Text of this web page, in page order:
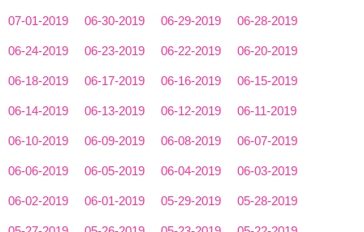
07-01-2019 06-30-2019 06-29-2019 06-28-2019
06-24-2019 06-23-2019 06-22-2019 06-20-2019
06-18-2019 06-17-2019 06-16-2019 06-15-2019
06-14-2019 06-13-2019 06-12-2019 06-11-2019
06-10-2019 06-09-2019 06-08-2019 06-07-2019
06-06-2019 06-05-2019 06-04-2019 06-03-2019
06-02-2019 06-01-2019 05-29-2019 05-28-2019